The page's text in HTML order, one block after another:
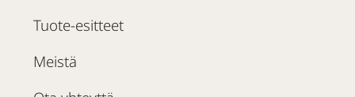
Tuote-esitteet
Meistä